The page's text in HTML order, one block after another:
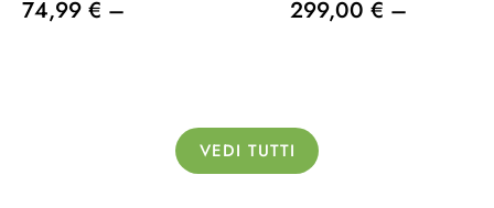
74,99 € – 299,00 € –
VEDI TUTTI